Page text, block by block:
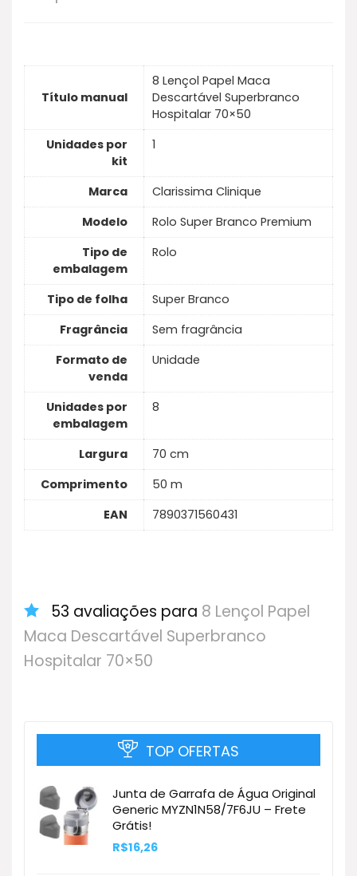
Título manual
8 Lençol Papel Maca
Descartável Superbranco
Hospitalar 70×50
Unidades por
kit
1
Marca
Clarissima Clinique
Modelo
Rolo Super Branco Premium
Tipo de
embalagem
Rolo
Tipo de folha
Super Branco
Fragrância
Sem fragrância
Formato de
venda
Unidade
Unidades por
embalagem
8
Largura
70 cm
Comprimento
50 m
EAN
7890371560431
53 avaliações para 8 Lençol Papel
Maca Descartável Superbranco
Hospitalar 70×50
TOP OFERTAS
Junta de Garrafa de Água Original
Generic MYZN1N58/7F6JU – Frete
Grátis!
R$16,26